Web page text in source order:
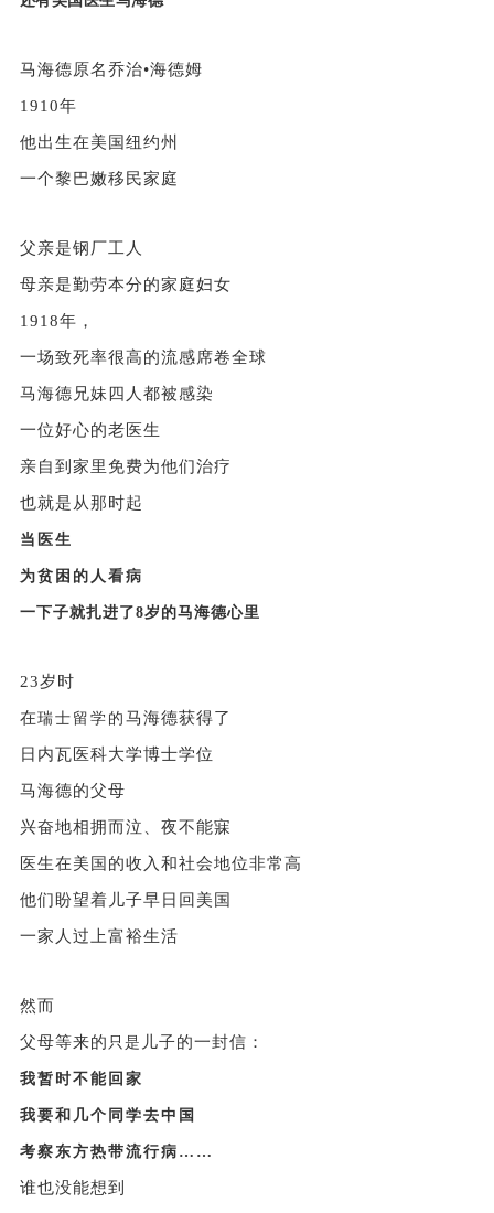
马海德原名乔治•海德姆
1910年
他出生在美国纽约州
一个黎巴嫩移民家庭
父亲是钢厂工人
母亲是勤劳本分的家庭妇女
1918年，
一场致死率很高的流感席卷全球
马海德兄妹四人都被感染
一位好心的老医生
亲自到家里免费为他们治疗
也就是从那时起
当医生
为贫困的人看病
一下子就扎进了8岁的马海德心里
23岁时
在瑞士留学的 马海德获得了
日内瓦医科大学博士学位
马海德的父母
兴奋地相拥而泣、夜不能寐
医生在美国的收入和社会地位非常高
他们盼望着儿子早日回美国
一家人过上富裕生活
然而
父母等来的 只是 儿子的一封信：
我暂时不能回家
我要和几个同学去中国
考察东方热带流行病 ……
谁也没能想到